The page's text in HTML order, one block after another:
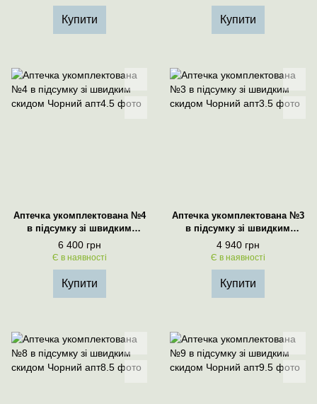
Купити Купити
Аптечка укомплектована №4
в підсумку зі швидким
скидом Чорний
6 400 грн
Є в наявності
Купити
Аптечка укомплектована №3
в підсумку зі швидким
скидом Чорний
4 940 грн
Є в наявності
Купити